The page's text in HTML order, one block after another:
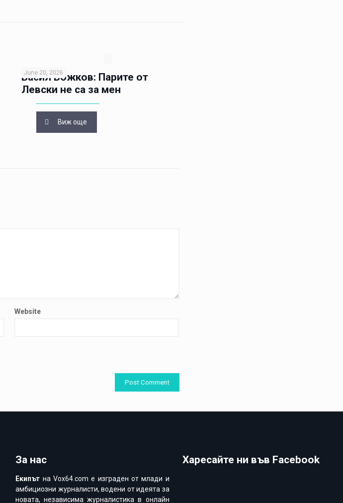
June 20, 2026
Васил Божков: Парите от
Левски не са за мен
Виж още
Website
За нас
Екипът на Vox64.com e изграден от млади и
амбициозни журналисти, водени от идеята за
новата, независима журналистика в онлайн
Харесайте ни във Facebook